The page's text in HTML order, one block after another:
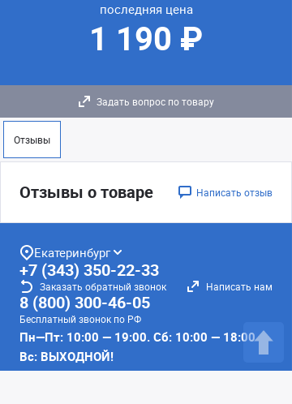
последняя цена
1 190 ₽
Задать вопрос по товару
Отзывы
Отзывы о товаре Написать отзыв
Екатеринбург
+7 (343) 350-22-33
Заказать обратный звонок Написать нам
8 (800) 300-46-05
Бесплатный звонок по РФ
Пн—Пт: 10:00 — 19:00. Сб: 10:00 — 18:00
Вс: ВЫХОДНОЙ!
г. Екатеринбург, ул. Первомайская, 56